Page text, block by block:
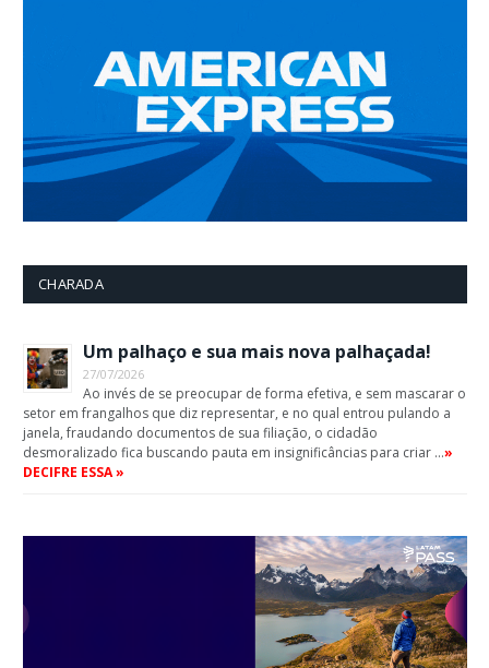
CHARADA
Um palhaço e sua mais nova palhaçada!
27/07/2026
Ao invés de se preocupar de forma efetiva, e sem mascarar o
setor em frangalhos que diz representar, e no qual entrou pulando a
janela, fraudando documentos de sua filiação, o cidadão
desmoralizado fica buscando pauta em insignificâncias para criar …»
DECIFRE ESSA »